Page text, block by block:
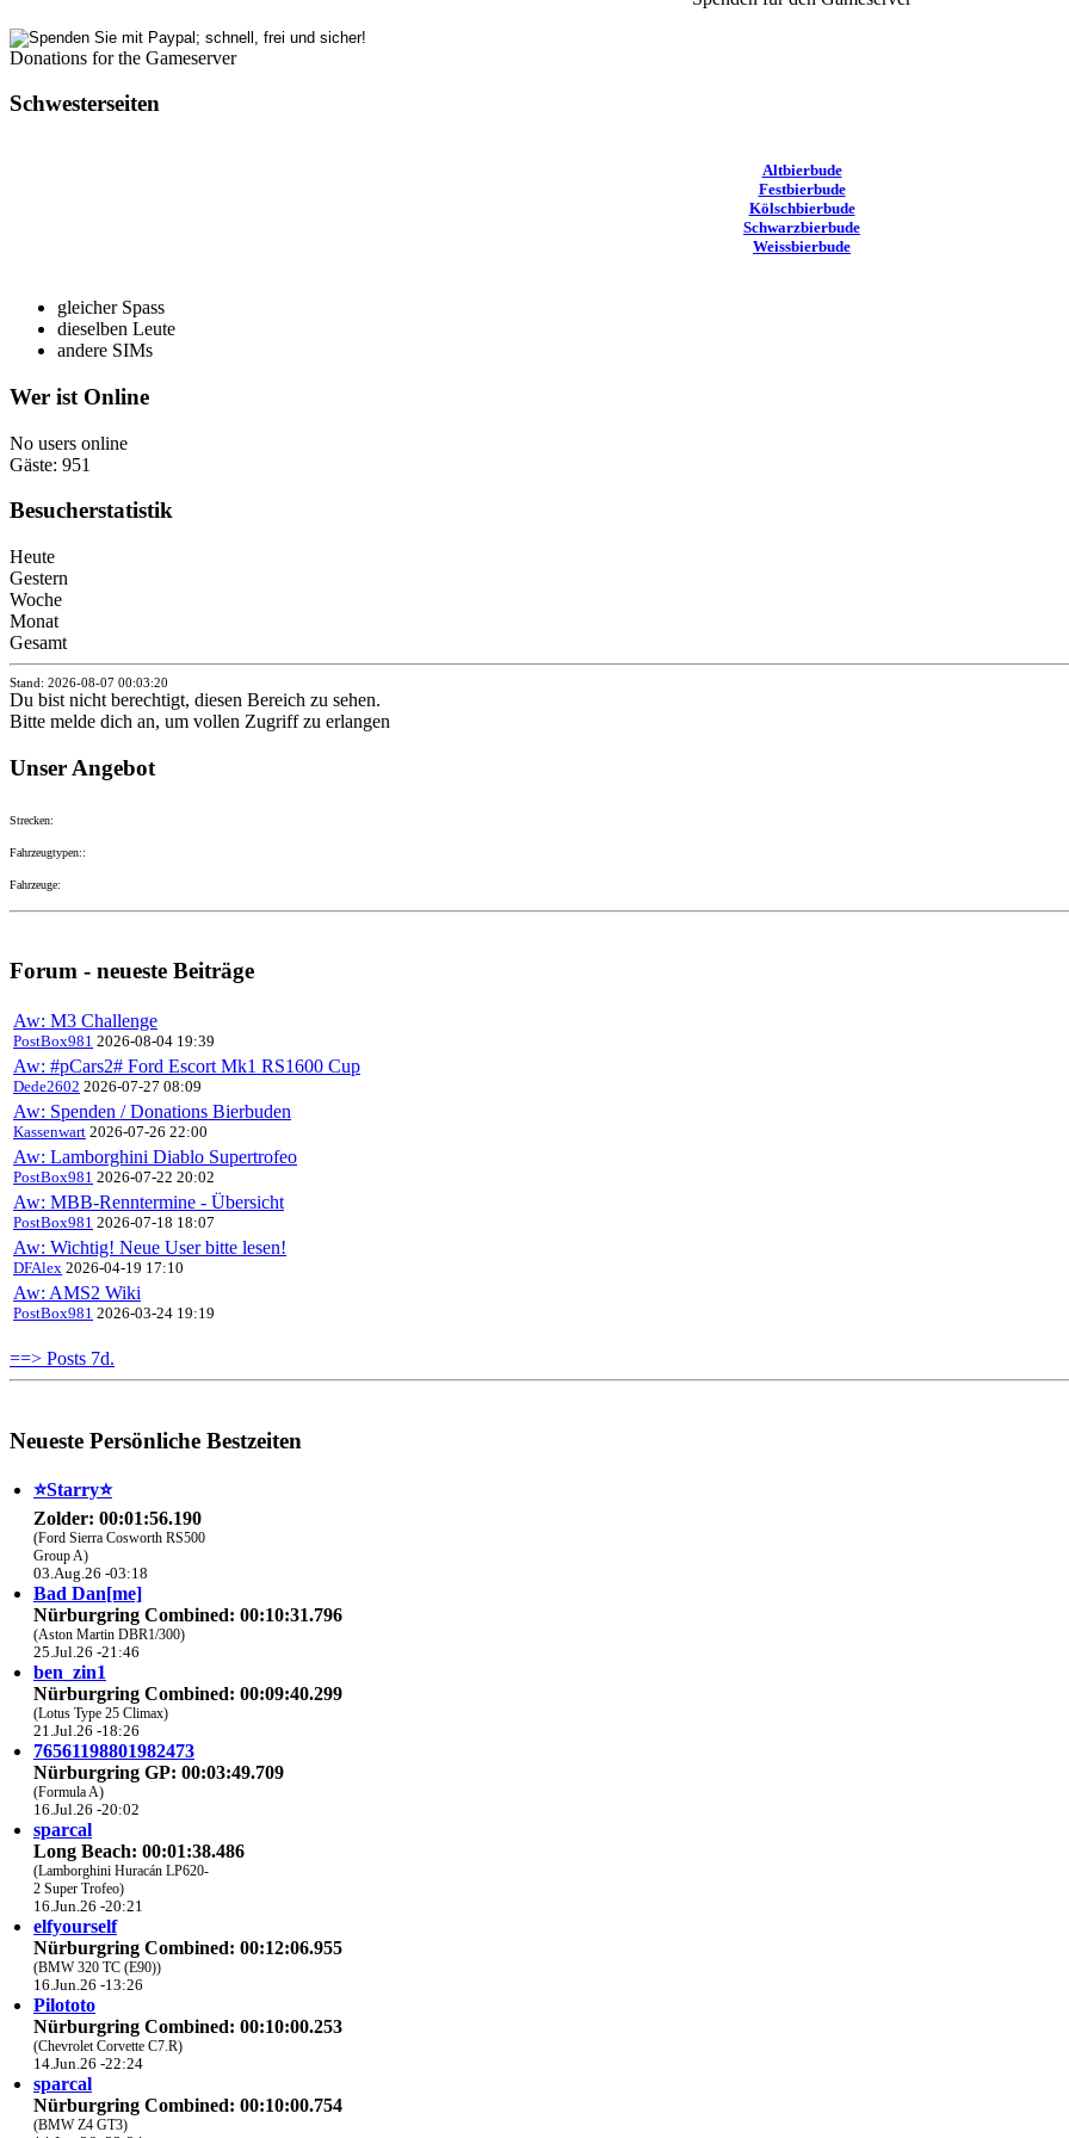
Donations for the Gameserver
Schwesterseiten
Altbierbude
Festbierbude
Kölschbierbude
Schwarzbierbude
Weissbierbude
gleicher Spass
dieselben Leute
andere SIMs
Wer ist Online
No users online
Gäste: 951
Besucherstatistik
Heute
Gestern
Woche
Monat
Gesamt
Stand: 2026-08-07 00:03:20
Du bist nicht berechtigt, diesen Bereich zu sehen.
Bitte melde dich an, um vollen Zugriff zu erlangen
Unser Angebot
Strecken:
Fahrzeugtypen::
Fahrzeuge:
Forum - neueste Beiträge
Aw: M3 Challenge
PostBox981 2026-08-04 19:39
Aw: #pCars2# Ford Escort Mk1 RS1600 Cup
Dede2602 2026-07-27 08:09
Aw: Spenden / Donations Bierbuden
Kassenwart 2026-07-26 22:00
Aw: Lamborghini Diablo Supertrofeo
PostBox981 2026-07-22 20:02
Aw: MBB-Renntermine - Übersicht
PostBox981 2026-07-18 18:07
Aw: Wichtig! Neue User bitte lesen!
DFAlex 2026-04-19 17:10
Aw: AMS2 Wiki
PostBox981 2026-03-24 19:19
==> Posts 7d.
Neueste Persönliche Bestzeiten
⭐️Starry⭐
Zolder: 00:01:56.190
(Ford Sierra Cosworth RS500
Group A)
03.Aug.26 -03:18
Bad Dan[me]
Nürburgring Combined: 00:10:31.796
(Aston Martin DBR1/300)
25.Jul.26 -21:46
ben_zin1
Nürburgring Combined: 00:09:40.299
(Lotus Type 25 Climax)
21.Jul.26 -18:26
76561198801982473
Nürburgring GP: 00:03:49.709
(Formula A)
16.Jul.26 -20:02
sparcal
Long Beach: 00:01:38.486
(Lamborghini Huracán LP620-
2 Super Trofeo)
16.Jun.26 -20:21
elfyourself
Nürburgring Combined: 00:12:06.955
(BMW 320 TC (E90))
16.Jun.26 -13:26
Pilototo
Nürburgring Combined: 00:10:00.253
(Chevrolet Corvette C7.R)
14.Jun.26 -22:24
sparcal
Nürburgring Combined: 00:10:00.754
(BMW Z4 GT3)